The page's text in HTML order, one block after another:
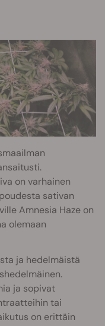
on varhainen
sativan
Amnesia Haze on
olemaan
ja hedelmäistä
ja sopivat
tai
on erittäin